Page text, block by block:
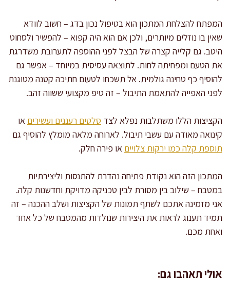
המפתח להצלחת המתכון הוא בטיפול נכון בדג – חשוב לוודא
שאין בו נוזלים מיותרים, ולכן אם הוא היה קפוא – להפשיר ולסחוט
היטב. גם קלייה קצרה של הבצל לפני ההוספה לתערובת משדרגת
את הטעם ומפחיתה לחות. לתוצאה עסיסית במיוחד – אפשר גם
להוסיף כף טחינה גולמית. אל תשכחו לטעום חתיכה קטנה מטוגנת
לפני האפייה להתאמת התיבול – זה טיפ מקצועי ששווה זהב.
הקציצות הללו משתלבות נפלא לצד סלטים רעננים ועשירים או
קינואה מאודה עם עשבי תיבול. לארוחה מלאה מומלץ להוסיף גם
תוספת קלה כמו ירקות צלויים או פירה חלק.
המתכון הזה הוא נקודת פתיחה נהדרת להתנסות וליצירתיות
במטבח – שילוב בין מסורת לבין טכניקה מדויקת וחדשנות קלה.
אני מזמינה אתכם לשתף תמונות של הקציצות ושלב ההכנה – זה
תמיד תענוג לראות את היצירות שנולדות מהמטבח של כל אחד
ואחת מכם.
אולי תאהבו גם: